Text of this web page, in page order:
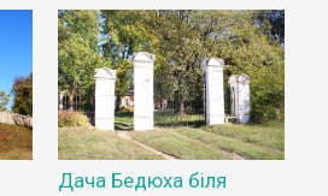
Дача Бедюха біля